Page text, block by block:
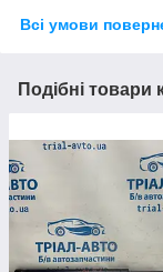
Всі умови
Подібні товари